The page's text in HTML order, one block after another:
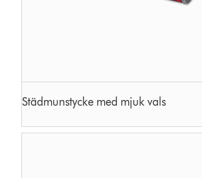
Städmunstycke med mjuk vals